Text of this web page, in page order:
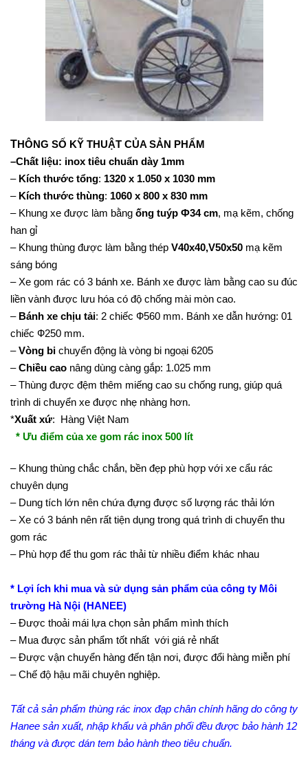
THÔNG SỐ KỸ THUẬT CỦA SẢN PHẨM
–Chất liệu: inox tiêu chuẩn dày 1mm
– Kích thước tổng: 1320 x 1.050 x 1030 mm
– Kích thước thùng: 1060 x 800 x 830 mm
– Khung xe được làm bằng ống tuýp Ф34 cm, mạ kẽm, chống
han gỉ
– Khung thùng được làm bằng thép V40x40,V50x50 mạ kẽm
sáng bóng
– Xe gom rác có 3 bánh xe. Bánh xe được làm bằng cao su đúc
liền vành được lưu hóa có độ chống mài mòn cao.
– Bánh xe chịu tải: 2 chiếc Ф560 mm. Bánh xe dẫn hướng: 01
chiếc Ф250 mm.
–Vòng bi chuyển động là vòng bi ngoại 6205
–Chiều cao nâng dùng càng gắp: 1.025 mm
– Thùng được đệm thêm miếng cao su chống rung, giúp quá
trình di chuyển xe được nhẹ nhàng hơn.
*Xuất xứ: Hàng Việt Nam
* Ưu điểm của xe gom rác inox 500 lít
– Khung thùng chắc chắn, bền đẹp phù hợp với xe cẩu rác
chuyên dụng
– Dung tích lớn nên chứa đựng được số lượng rác thải lớn
– Xe có 3 bánh nên rất tiện dụng trong quá trình di chuyển thu
gom rác
– Phù hợp để thu gom rác thải từ nhiều điểm khác nhau
* Lợi ích khi mua và sử dụng sản phẩm của công ty Môi
trường Hà Nội (HANEE)
– Được thoải mái lựa chọn sản phẩm mình thích
– Mua được sản phẩm tốt nhất với giá rẻ nhất
– Được vận chuyển hàng đến tận nơi, được đổi hàng miễn phí
– Chế độ hậu mãi chuyên nghiệp.
Tất cả sản phẩm thùng rác inox đạp chân chính hãng do công ty
Hanee sản xuất, nhập khẩu và phân phối đều được bảo hành 12
tháng và được dán tem bảo hành theo tiêu chuẩn.